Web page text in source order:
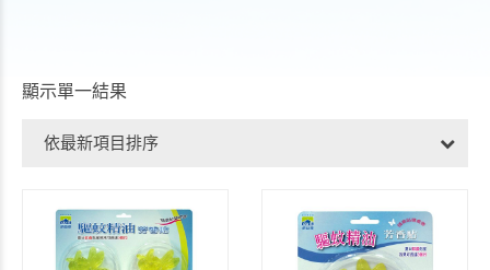
顯示單一結果
依最新項目排序